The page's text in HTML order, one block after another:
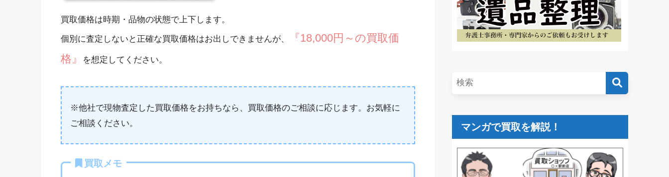
買取価格は時期・品物の状態で上下します。
個別に査定しないと正確な買取価格はお出しできませんが、
『18,000円～の買取価
格』
を想定してください。
※他社で現物査定した買取価格をお持ちなら、買取価格のご相談に応じます。お気軽に
ご相談ください。
買取メモ
マンガで買取を解説！